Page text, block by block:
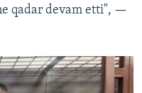
qadar devam etti", —